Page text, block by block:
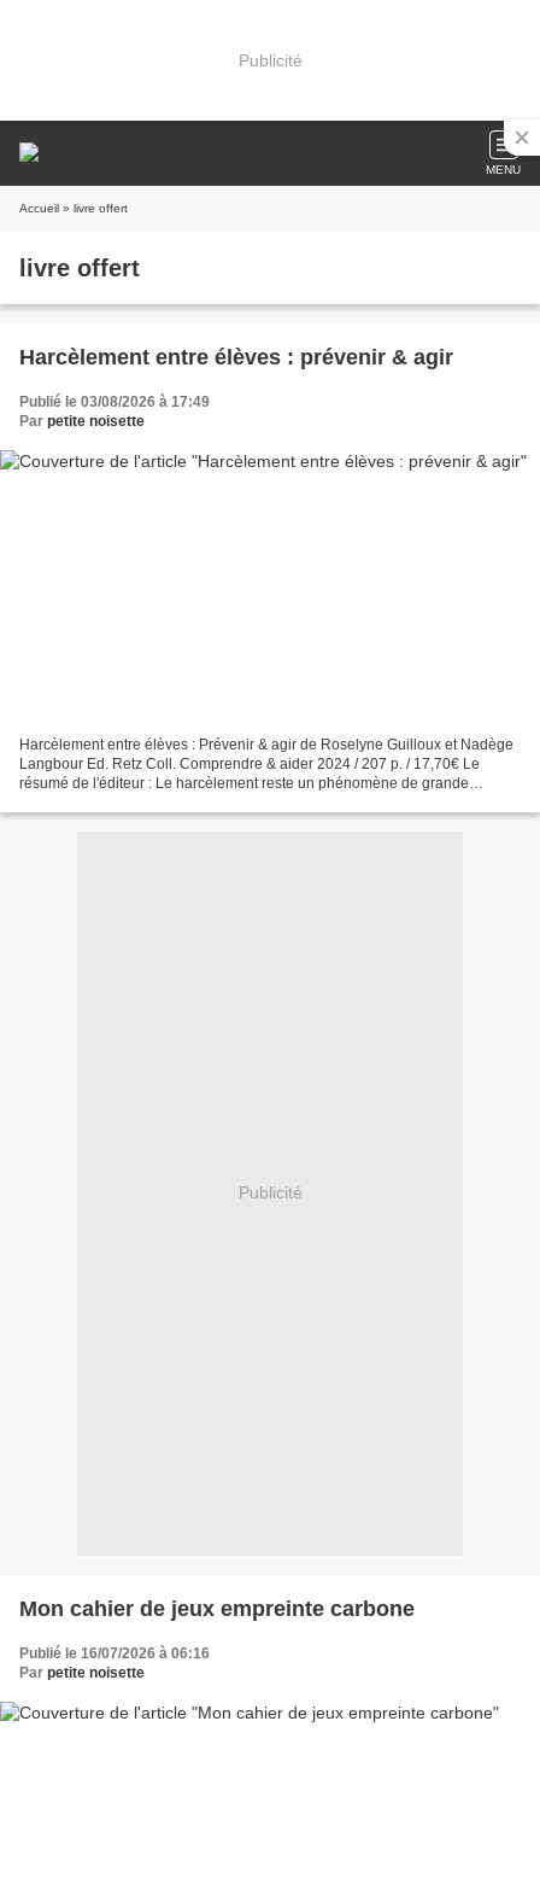
Publicité
MENU
Accueil » livre offert
livre offert
Harcèlement entre élèves : prévenir & agir
Publié le 03/08/2026 à 17:49
Par petite noisette
Harcèlement entre élèves : Prévenir & agir de Roselyne Guilloux et Nadège
Langbour Ed. Retz Coll. Comprendre & aider 2024 / 207 p. / 17,70€ Le
résumé de l'éditeur : Le harcèlement reste un phénomène de grande
Publicité
Mon cahier de jeux empreinte carbone
Publié le 16/07/2026 à 06:16
Par petite noisette